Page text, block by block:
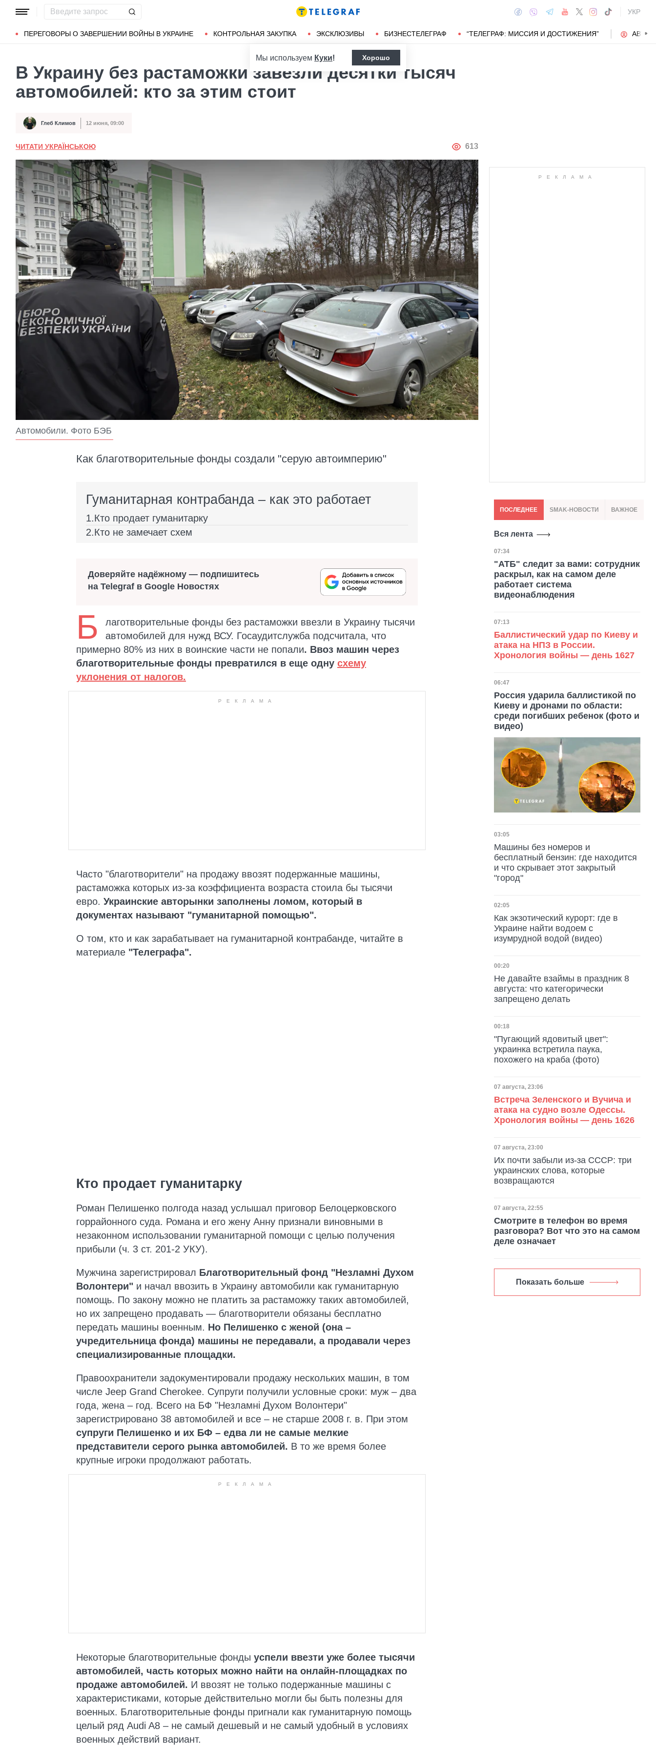
УКР
ПЕРЕГОВОРЫ О ЗАВЕРШЕНИИ ВОЙНЫ В УКРАИНЕ КОНТРОЛЬНАЯ ЗАКУПКА ЭКСКЛЮЗИВЫ БИЗНЕСТЕЛЕГРАФ “ТЕЛЕГРАФ: МИССИЯ И ДОСТИЖЕНИЯ”
Популярные запросы Мариуполь
Мы используем Куки! Хорошо
В Украину без растаможки завезли десятки тысяч
автомобилей: кто за этим стоит
Автор Глеб Климов
Дата публикации 12 июня, 09:00
ЧИТАТИ УКРАЇНСЬКОЮ АВТОР
613
Автомобили. Фото БЭБ
Как благотворительные фонды создали "серую автоимперию"
Гуманитарная контрабанда – как это работает
Кто продает гуманитарку
Кто не замечает схем
Доверяйте надёжному — подпишитесь
на Telegraf в Google Новостях
Б
лаготворительные фонды без растаможки ввезли в Украину тысячи
автомобилей для нужд ВСУ. Госаудитслужба подсчитала, что
примерно 80% из них в воинские части не попали. Ввоз машин через
благотворительные фонды превратился в еще одну схему
уклонения от налогов.
Часто "благотворители" на продажу ввозят подержанные машины,
растаможка которых из-за коэффициента возраста стоила бы тысячи
евро. Украинские авторынки заполнены ломом, который в
документах называют "гуманитарной помощью".
О том, кто и как зарабатывает на гуманитарной контрабанде, читайте в
материале "Телеграфа".
Кто продает гуманитарку
Роман Пелишенко полгода назад услышал приговор Белоцерковского
горрайонного суда. Романа и его жену Анну признали виновными в
незаконном использовании гуманитарной помощи с целью получения
прибыли (ч. 3 ст. 201-2 УКУ).
Мужчина зарегистрировал Благотворительный фонд "Незламні Духом
Волонтери" и начал ввозить в Украину автомобили как гуманитарную
помощь. По закону можно не платить за растаможку таких автомобилей,
но их запрещено продавать — благотворители обязаны бесплатно
передать машины военным. Но Пелишенко с женой (она –
учредительница фонда) машины не передавали, а продавали через
специализированные площадки.
Правоохранители задокументировали продажу нескольких машин, в том
числе Jeep Grand Cherokee. Супруги получили условные сроки: муж – два
года, жена – год. Всего на БФ "Незламні Духом Волонтери"
зарегистрировано 38 автомобилей и все – не старше 2008 г. в. При этом
супруги Пелишенко и их БФ – едва ли не самые мелкие
представители серого рынка автомобилей. В то же время более
крупные игроки продолжают работать.
Некоторые благотворительные фонды успели ввезти уже более тысячи
автомобилей, часть которых можно найти на онлайн-площадках по
продаже автомобилей. И ввозят не только подержанные машины с
характеристиками, которые действительно могли бы быть полезны для
военных. Благотворительные фонды пригнали как гуманитарную помощь
целый ряд Audi A8 – не самый дешевый и не самый удобный в условиях
военных действий вариант.
ПОСЛЕДНЕЕ SMAK-НОВОСТИ ВАЖНОЕ
Вся лента
Дата публикации
07:34
"АТБ" следит за вами: сотрудник
раскрыл, как на самом деле
работает система
видеонаблюдения
Дата публикации
07:13
Баллистический удар по Киеву и
атака на НПЗ в России.
Хронология войны — день 1627
Дата публикации
06:47
Россия ударила баллистикой по
Киеву и дронами по области:
среди погибших ребенок (фото и
видео)
Дата публикации
03:05
Машины без номеров и
бесплатный бензин: где находится
и что скрывает этот закрытый
"город"
Дата публикации
02:05
Как экзотический курорт: где в
Украине найти водоем с
изумрудной водой (видео)
Дата публикации
00:20
Не давайте взаймы в праздник 8
августа: что категорически
запрещено делать
Дата публикации
00:18
"Пугающий ядовитый цвет":
украинка встретила паука,
похожего на краба (фото)
Дата публикации
07 августа, 23:06
Встреча Зеленского и Вучича и
атака на судно возле Одессы.
Хронология войны — день 1626
Дата публикации
07 августа, 23:00
Их почти забыли из-за СССР: три
украинских слова, которые
возвращаются
Дата публикации
07 августа, 22:55
Смотрите в телефон во время
разговора? Вот что это на самом
деле означает
Показать больше